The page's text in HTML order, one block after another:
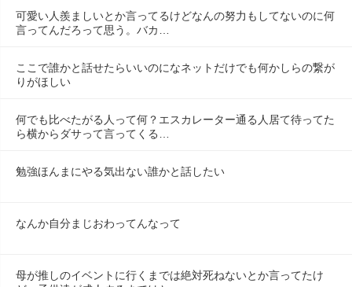
可愛い人羨ましいとか言ってるけどなんの努力もしてないのに何
言ってんだろって思う。バカ…
ここで誰かと話せたらいいのになネットだけでも何かしらの繋が
りがほしい
何でも比べたがる人って何？エスカレーター通る人居て待ってた
ら横からダサって言ってくる…
勉強ほんまにやる気出ない誰かと話したい
なんか自分まじおわってんなって
母が推しのイベントに行くまでは絶対死ねないとか言ってたけ